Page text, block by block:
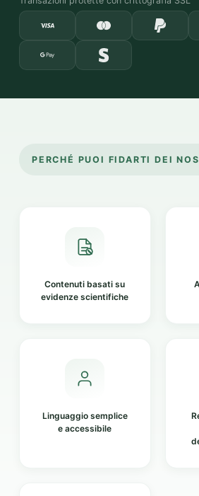
PERCHÉ PUOI FIDARTI DEI
Contenuti basati su
evidenze scientifiche
Linguaggio semplice
e accessibile